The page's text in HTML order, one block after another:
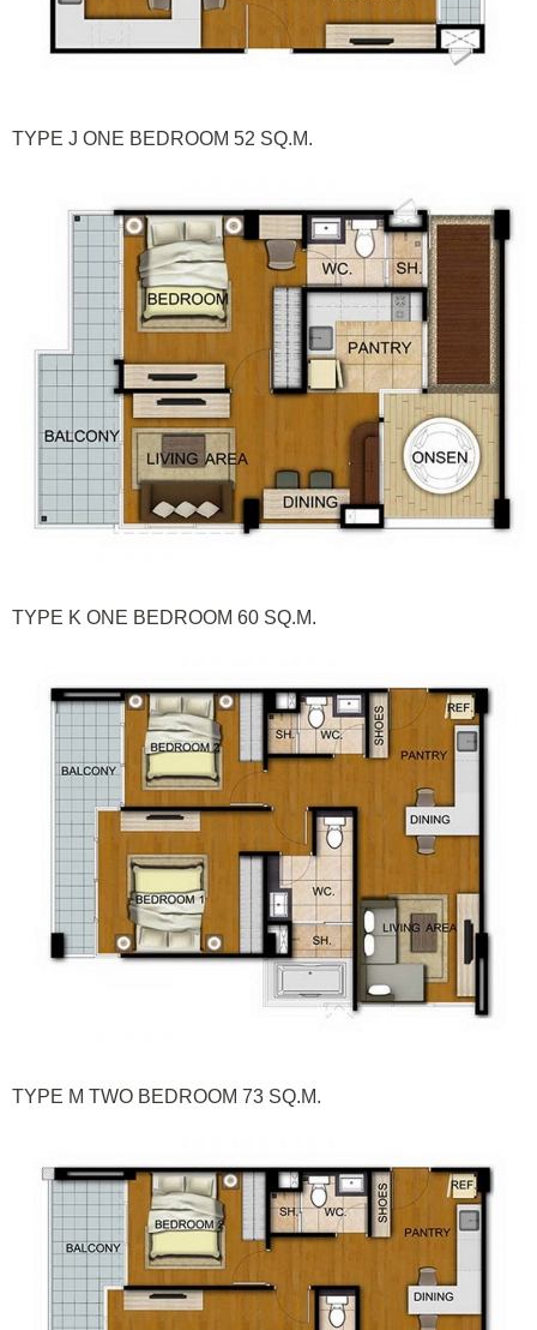
TYPE J ONE BEDROOM 52 SQ.M.
TYPE K ONE BEDROOM 60 SQ.M.
TYPE M TWO BEDROOM 73 SQ.M.